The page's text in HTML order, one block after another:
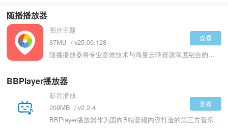
时间轴偏移、切换双语显示这些功能对看外语影片的人尤其实用。
随播播放器
图片主题
87MB
v25.09.128
随播播放器将专业音效技术与海量云端资源深度融合的随身音乐伴侣，为音乐爱好者打造一个零负担、高品质的移动听歌空间。最新版本强化了底层音频渲染引擎，采用先进的声场扩展算法与多频段动态均衡技术，确保无论是流行、古典还是电子音乐，都能呈现出分离度高、低频下潜深且三频均衡的细腻听感，支持无损及Hi-Res高解析度音频的直接播放与输出。随播播放器依托先进的音频解码算法，它能够流畅解析FLAC、APE、WAV等无损音频格式，将录音室母带级的细腻听感完整呈现于方寸屏幕之间。
查看
BBPlayer播放器
影音播放
209MB
v2.2.4
BBPlayer播放器作为面向B站音频内容打造的第三方音乐播放工具，把B站大量的视频音乐、播客、动漫原声等资源转化成纯净又便捷的听歌环境是其目的。借助强大的解析技术，能专注于听，不会受到视频画面的干扰。支持通过粘贴B站视频链接、BV号、AV号或者直接进行关键词搜索，快速提取并播放视频中的音频流，实现纯音频播放。BBPlayer播放器安卓版还提供完整的离线方案，可将喜爱的音频下载到手机本地，在无网络环境下也能随时收听。
查看